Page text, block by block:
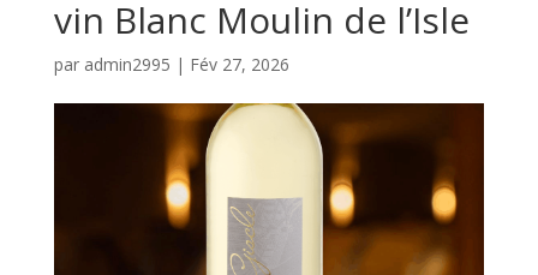
vin Blanc Moulin de l’Isle
par admin2995 | Fév 27, 2026